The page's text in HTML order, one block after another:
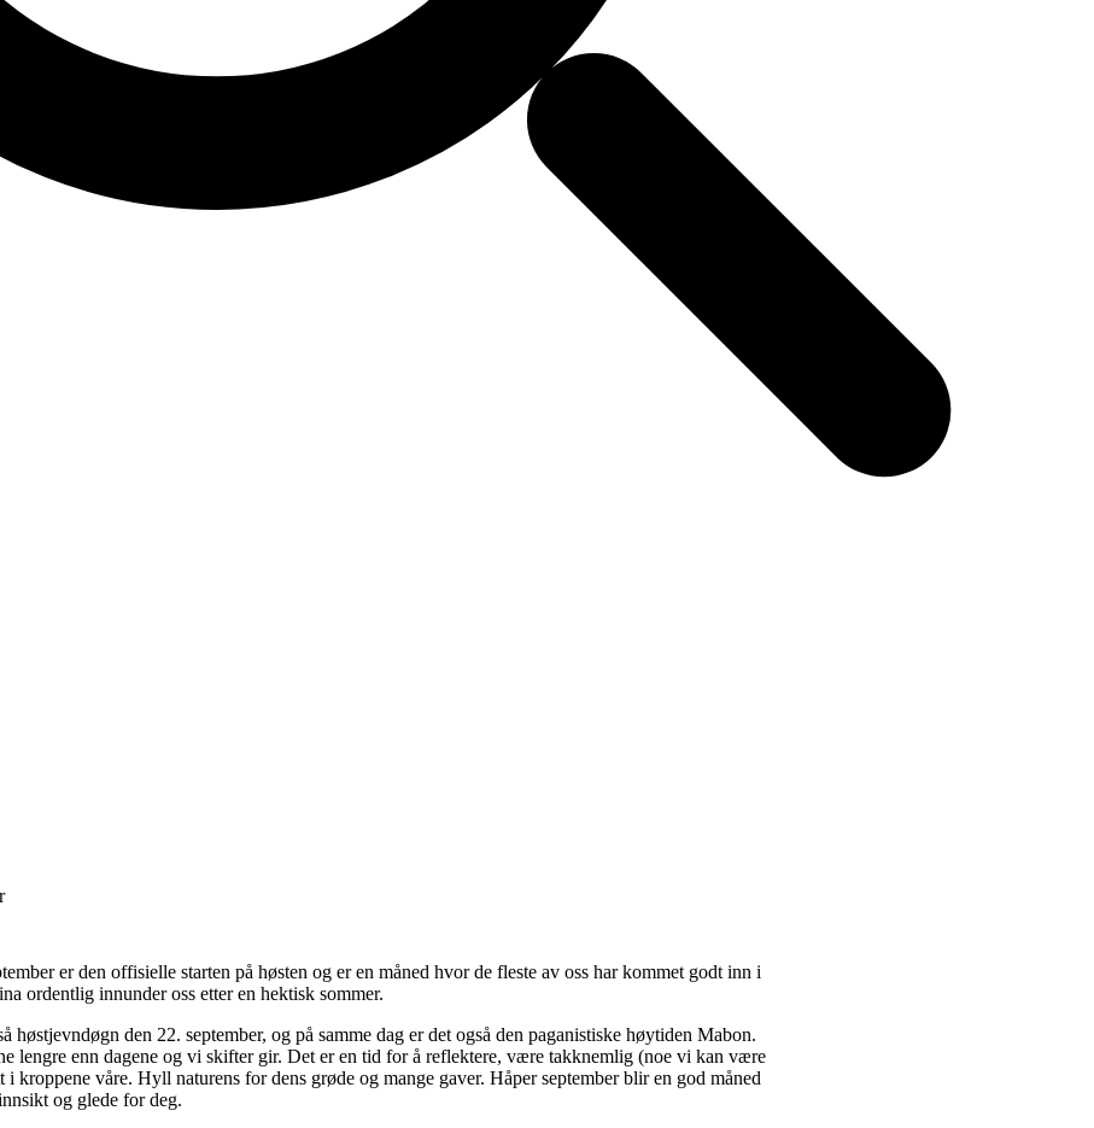
er den offisielle starten på høsten og er en måned hvor de fleste av oss har kommet godt inn i
ordentlig innunder oss etter en hektisk sommer.
høstjevndøgn den 22. september, og på samme dag er det også den paganistiske høytiden Mabon.
lengre enn dagene og vi skifter gir. Det er en tid for å reflektere, være takknemlig (noe vi kan være
i kroppene våre. Hyll naturens for dens grøde og mange gaver. Håper september blir en god måned
og glede for deg.